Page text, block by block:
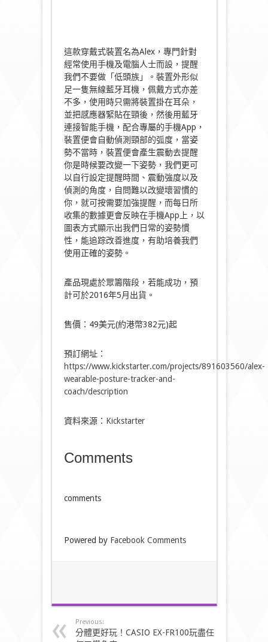
這款穿戴式裝置名為Alex，專門針對
經常使用手機及電腦人士而設，提醒
我們不要做「低頭族」。裝置外形似
足一隻無線藍牙耳機，佩戴方式亦差
不多，使用時只需將裝置掛在耳朵，
並把感應器緊貼在頸後，然後用藍牙
連接智能手機，配合專屬的手機App，
裝置便會自動偵測頸部的弧度，當姿
勢不當時，裝置便會產生震動去提醒
你是時候要改變一下姿勢，我們更可
以自行設定提醒時間、震動強度以及
偵測的角度，自問難以改變壞習慣的
你，就可按需要加強提醒，而每日所
收集的數據更會反映在手機App上，以
圖表方式顯示出我們日常的姿勢慣
性，能追踪改善進度，有助培養我們
使用正確的姿勢。
產品現處於眾籌階段，若能成功，預
計可於2016年5月出貨。
售價：49美元(約港幣382元)起
預訂網址：
https://www.kickstarter.com/projects/891603560/alex-
wearable-posture-tracker-and-
coach/description
資料來源： Kickstarter
Comments
comments
Powered by Facebook Comments
Previous:
分體更好玩！CASIO EX-FR100玩盡任